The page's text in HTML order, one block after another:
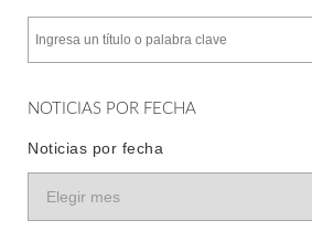
NOTICIAS POR FECHA
Noticias por fecha